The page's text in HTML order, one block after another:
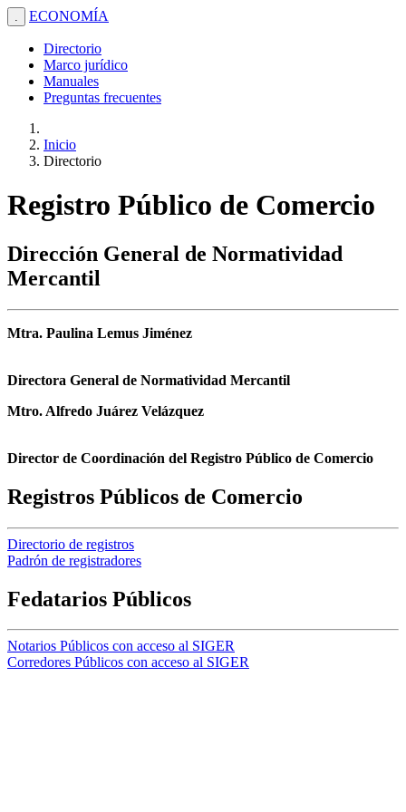
. ECONOMÍA
Directorio
Marco jurídico
Manuales
Preguntas frecuentes
Inicio
Directorio
Registro Público de Comercio
Dirección General de Normatividad
Mercantil
Mtra. Paulina Lemus Jiménez
Directora General de Normatividad Mercantil
Mtro. Alfredo Juárez Velázquez
Director de Coordinación del Registro Público de Comercio
Registros Públicos de Comercio
Directorio de registros
Padrón de registradores
Fedatarios Públicos
Notarios Públicos con acceso al SIGER
Corredores Públicos con acceso al SIGER